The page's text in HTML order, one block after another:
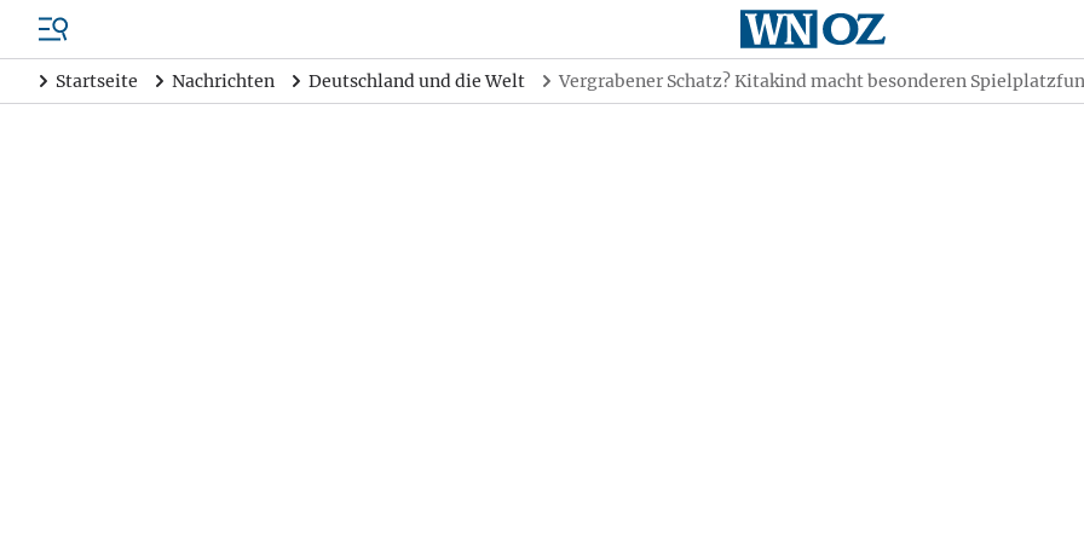
Startseite Nachrichten Deutschland und die Welt Vergrabener Schatz? Kitakind macht besonderen